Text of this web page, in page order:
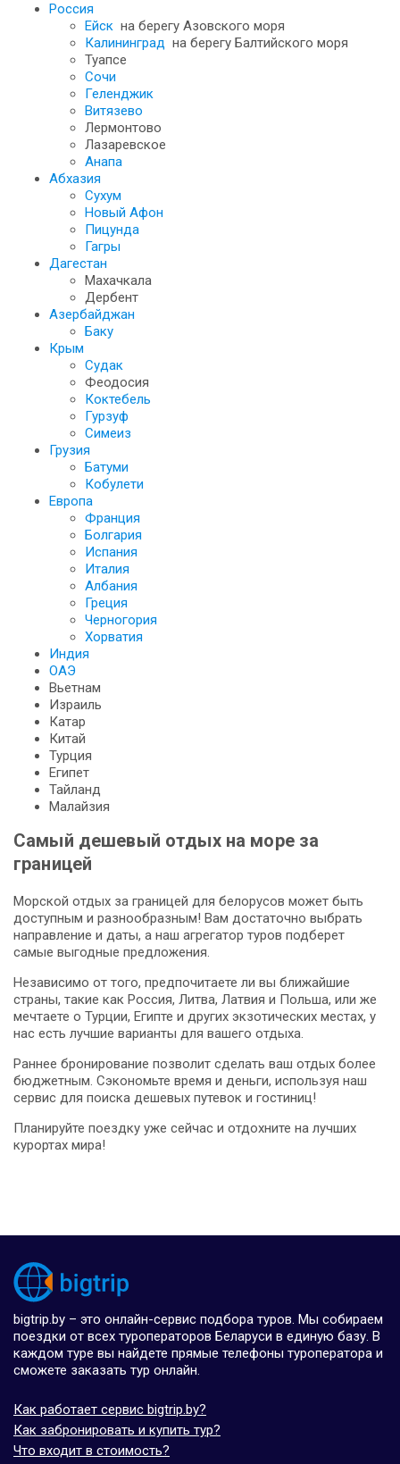
Россия
Ейск на берегу Азовского моря
Калининград на берегу Балтийского моря
Туапсе
Сочи
Геленджик
Витязево
Лермонтово
Лазаревское
Анапа
Абхазия
Сухум
Новый Афон
Пицунда
Гагры
Дагестан
Махачкала
Дербент
Азербайджан
Баку
Крым
Судак
Феодосия
Коктебель
Гурзуф
Симеиз
Грузия
Батуми
Кобулети
Европа
Франция
Болгария
Испания
Италия
Албания
Греция
Черногория
Хорватия
Индия
ОАЭ
Вьетнам
Израиль
Катар
Китай
Турция
Египет
Тайланд
Малайзия
Самый дешевый отдых на море за
границей
Морской отдых за границей для белорусов может быть
доступным и разнообразным! Вам достаточно выбрать
направление и даты, а наш агрегатор туров подберет
самые выгодные предложения.
Независимо от того, предпочитаете ли вы ближайшие
страны, такие как Россия, Литва, Латвия и Польша, или же
мечтаете о Турции, Египте и других экзотических местах, у
нас есть лучшие варианты для вашего отдыха.
Раннее бронирование позволит сделать ваш отдых более
бюджетным. Сэкономьте время и деньги, используя наш
сервис для поиска дешевых путевок и гостиниц!
Планируйте поездку уже сейчас и отдохните на лучших
курортах мира!
bigtrip.by – это онлайн-сервис подбора туров. Мы собираем
поездки от всех туроператоров Беларуси в единую базу. В
каждом туре вы найдете прямые телефоны туроператора и
сможете заказать тур онлайн.
Как работает сервис bigtrip.by?
Как забронировать и купить тур?
Что входит в стоимость?